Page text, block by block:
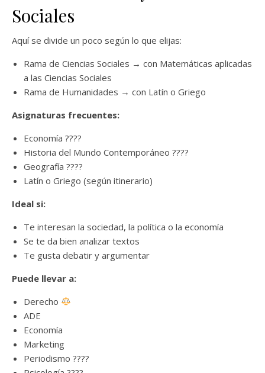
Sociales
Aquí se divide un poco según lo que elijas:
Rama de Ciencias Sociales → con Matemáticas aplicadas
a las Ciencias Sociales
Rama de Humanidades → con Latín o Griego
Asignaturas frecuentes:
Economía ????
Historia del Mundo Contemporáneo ????️
Geografía ????
Latín o Griego (según itinerario)
Ideal si:
Te interesan la sociedad, la política o la economía
Se te da bien analizar textos
Te gusta debatir y argumentar
Puede llevar a:
Derecho
ADE
Economía
Marketing
Periodismo ????